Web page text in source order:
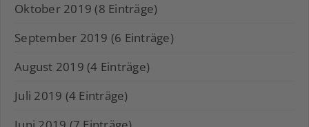
Oktober 2019 (8 Einträge)
September 2019 (6 Einträge)
August 2019 (4 Einträge)
Juli 2019 (4 Einträge)